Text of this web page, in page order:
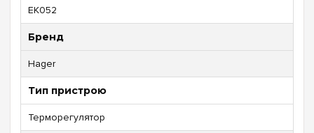
EK052
Бренд
Hager
Тип пристрою
Терморегулятор